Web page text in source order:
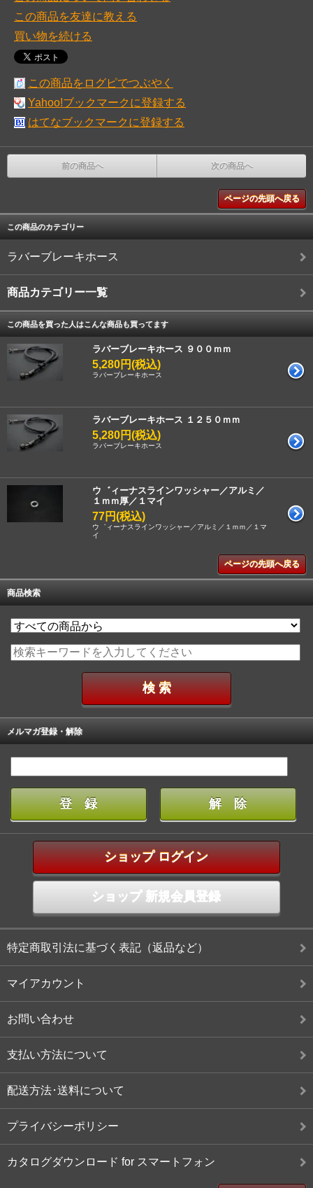
この商品を友達に教える
買い物を続ける
この商品をログピでつぶやく
Yahoo!ブックマークに登録する
はてなブックマークに登録する
前の商品へ 次の商品へ
ページの先頭へ戻る
この商品のカテゴリー
ラバーブレーキホース
商品カテゴリー一覧
この商品を買った人はこんな商品も買ってます
ラバーブレーキホース ９００ｍｍ
5,280円(税込)
ラバーブレーキホース
ラバーブレーキホース １２５０ｍｍ
5,280円(税込)
ラバーブレーキホース
ウ゛ィーナスラインワッシャー／アルミ／
１ｍｍ厚／１マイ
77円(税込)
ウ゛ィーナスラインワッシャー／アルミ／１ｍｍ／１マ
イ
ページの先頭へ戻る
商品検索
メルマガ登録・解除
ショップ ログイン
ショップ 新規会員登録
特定商取引法に基づく表記（返品など）
マイアカウント
お問い合わせ
支払い方法について
配送方法･送料について
プライバシーポリシー
カタログダウンロード for スマートフォン